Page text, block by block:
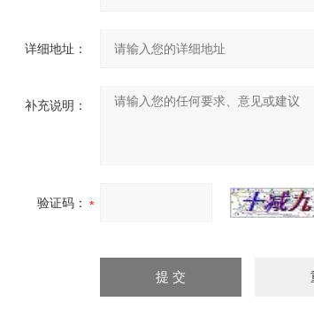
详细地址：
补充说明：
验证码：